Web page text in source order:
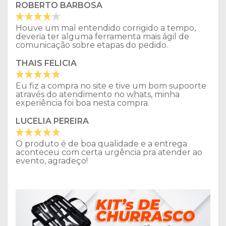
ROBERTO BARBOSA
Houve um mal entendido corrigido a tempo,
deveria ter alguma ferramenta mais ágil de
comunicação sobre etapas do pedido.
THAIS FELICIA
Eu fiz a compra no site e tive um bom supoorte
através do atendimento no whats, minha
experiência foi boa nesta compra.
LUCELIA PEREIRA
O produto é de boa qualidade e a entrega
aconteceu com certa urgência pra atender ao
evento, agradeço!